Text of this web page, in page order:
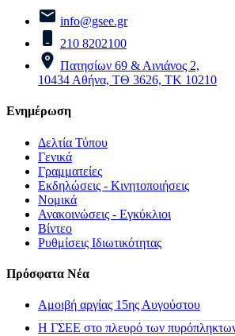
info@gsee.gr
210 8202100
Πατησίων 69 & Αινιάνος 2,
10434 Αθήνα, ΤΘ 3626, ΤΚ 10210
Ενημέρωση
Δελτία Τύπου
Γενικά
Γραμματείες
Εκδηλώσεις - Κινητοποιήσεις
Νομικά
Ανακοινώσεις - Εγκύκλιοι
Βίντεο
Ρυθμίσεις Ιδιωτικότητας
Πρόσφατα Νέα
Αμοιβή αργίας 15ης Αυγούστου
H ΓΣΕΕ στο πλευρό των